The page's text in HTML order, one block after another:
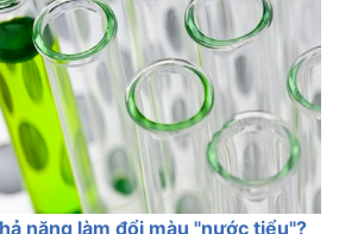
năng làm đổi màu "nước tiểu"?